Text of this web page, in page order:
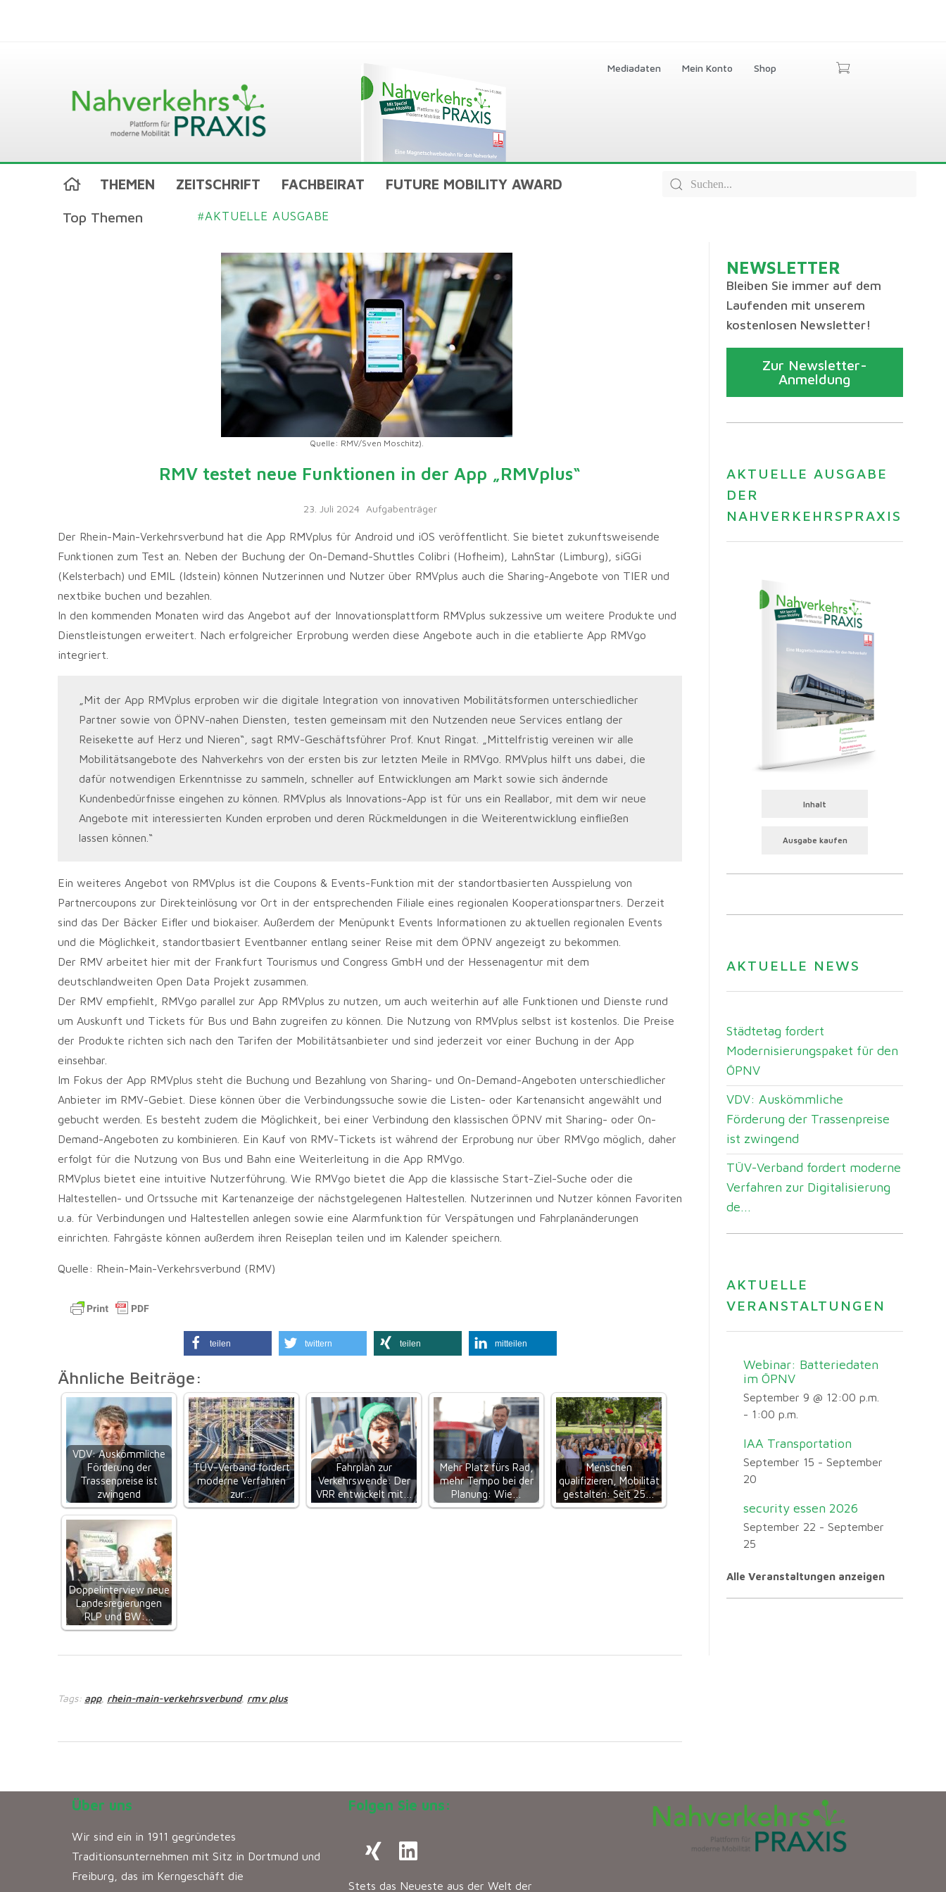
Mediadaten Mein Konto Shop
THEMEN ZEITSCHRIFT FACHBEIRAT FUTURE MOBILITY AWARD
Top Themen #AKTUELLE AUSGABE
Quelle: RMV/Sven Moschitz).
RMV testet neue Funktionen in der App „RMVplus“
23. Juli 2024 Aufgabenträger
Der Rhein-Main-Verkehrsverbund hat die App RMVplus für Android und iOS veröffentlicht. Sie bietet zukunftsweisende
Funktionen zum Test an. Neben der Buchung der On-Demand-Shuttles Colibri (Hofheim), LahnStar (Limburg), siGGi
(Kelsterbach) und EMIL (Idstein) können Nutzerinnen und Nutzer über RMVplus auch die Sharing-Angebote von TIER und
nextbike buchen und bezahlen.
In den kommenden Monaten wird das Angebot auf der Innovationsplattform RMVplus sukzessive um weitere Produkte und
Dienstleistungen erweitert. Nach erfolgreicher Erprobung werden diese Angebote auch in die etablierte App RMVgo
integriert.
„Mit der App RMVplus erproben wir die digitale Integration von innovativen Mobilitätsformen unterschiedlicher
Partner sowie von ÖPNV-nahen Diensten, testen gemeinsam mit den Nutzenden neue Services entlang der
Reisekette auf Herz und Nieren“, sagt RMV-Geschäftsführer Prof. Knut Ringat. „Mittelfristig vereinen wir alle
Mobilitätsangebote des Nahverkehrs von der ersten bis zur letzten Meile in RMVgo. RMVplus hilft uns dabei, die
dafür notwendigen Erkenntnisse zu sammeln, schneller auf Entwicklungen am Markt sowie sich ändernde
Kundenbedürfnisse eingehen zu können. RMVplus als Innovations-App ist für uns ein Reallabor, mit dem wir neue
Angebote mit interessierten Kunden erproben und deren Rückmeldungen in die Weiterentwicklung einfließen
lassen können.“
Ein weiteres Angebot von RMVplus ist die Coupons & Events-Funktion mit der standortbasierten Ausspielung von
Partnercoupons zur Direkteinlösung vor Ort in der entsprechenden Filiale eines regionalen Kooperationspartners. Derzeit
sind das Der Bäcker Eifler und biokaiser. Außerdem der Menüpunkt Events Informationen zu aktuellen regionalen Events
und die Möglichkeit, standortbasiert Eventbanner entlang seiner Reise mit dem ÖPNV angezeigt zu bekommen.
Der RMV arbeitet hier mit der Frankfurt Tourismus und Congress GmbH und der Hessenagentur mit dem
deutschlandweiten Open Data Projekt zusammen.
Der RMV empfiehlt, RMVgo parallel zur App RMVplus zu nutzen, um auch weiterhin auf alle Funktionen und Dienste rund
um Auskunft und Tickets für Bus und Bahn zugreifen zu können. Die Nutzung von RMVplus selbst ist kostenlos. Die Preise
der Produkte richten sich nach den Tarifen der Mobilitätsanbieter und sind jederzeit vor einer Buchung in der App
einsehbar.
Im Fokus der App RMVplus steht die Buchung und Bezahlung von Sharing- und On-Demand-Angeboten unterschiedlicher
Anbieter im RMV-Gebiet. Diese können über die Verbindungssuche sowie die Listen- oder Kartenansicht angewählt und
gebucht werden. Es besteht zudem die Möglichkeit, bei einer Verbindung den klassischen ÖPNV mit Sharing- oder On-
Demand-Angeboten zu kombinieren. Ein Kauf von RMV-Tickets ist während der Erprobung nur über RMVgo möglich, daher
erfolgt für die Nutzung von Bus und Bahn eine Weiterleitung in die App RMVgo.
RMVplus bietet eine intuitive Nutzerführung. Wie RMVgo bietet die App die klassische Start-Ziel-Suche oder die
Haltestellen- und Ortssuche mit Kartenanzeige der nächstgelegenen Haltestellen. Nutzerinnen und Nutzer können Favoriten
u.a. für Verbindungen und Haltestellen anlegen sowie eine Alarmfunktion für Verspätungen und Fahrplanänderungen
einrichten. Fahrgäste können außerdem ihren Reiseplan teilen und im Kalender speichern.
Quelle: Rhein-Main-Verkehrsverbund (RMV)
teilen twittern teilen mitteilen
Ähnliche Beiträge:
VDV: Auskömmliche
Förderung der
Trassenpreise ist
zwingend
TÜV-Verband fordert
moderne Verfahren
zur…
Fahrplan zur
Verkehrswende: Der
VRR entwickelt mit…
Mehr Platz fürs Rad,
mehr Tempo bei der
Planung: Wie…
Menschen
qualifizieren, Mobilität
gestalten: Seit 25…
Doppelinterview neue
Landesregierungen
RLP und BW:…
Tags: app, rhein-main-verkehrsverbund, rmv plus
NEWSLETTER
Bleiben Sie immer auf dem
Laufenden mit unserem
kostenlosen Newsletter!
Zur Newsletter-
Anmeldung
AKTUELLE AUSGABE
DER
NAHVERKEHRSPRAXIS
Inhalt
Ausgabe kaufen
AKTUELLE NEWS
Städtetag fordert
Modernisierungspaket für den
ÖPNV
VDV: Auskömmliche
Förderung der Trassenpreise
ist zwingend
TÜV-Verband fordert moderne
Verfahren zur Digitalisierung
de...
AKTUELLE
VERANSTALTUNGEN
Webinar: Batteriedaten
im ÖPNV
September 9 @ 12:00 p.m.
- 1:00 p.m.
IAA Transportation
September 15 - September
20
security essen 2026
September 22 - September
25
Alle Veranstaltungen anzeigen
Über uns
Wir sind ein in 1911 gegründetes
Traditionsunternehmen mit Sitz in Dortmund und
Freiburg, das im Kerngeschäft die
Folgen Sie uns:
Stets das Neueste aus der Welt der